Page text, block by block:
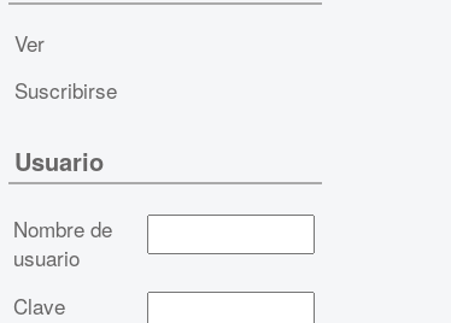
Ver
Suscribirse
Usuario
Nombre de
usuario
Clave